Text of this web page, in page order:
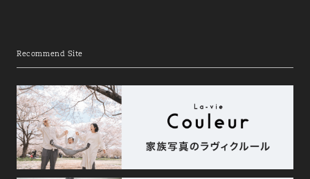
Recommend Site